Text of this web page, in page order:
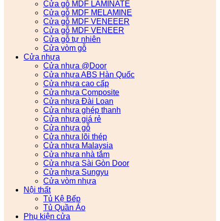
Cửa gỗ MDF LAMINATE
Cửa gỗ MDF MELAMINE
Cửa gỗ MDF VENEEER
Cửa gỗ MDF VENEER
Cửa gỗ tự nhiên
Cửa vòm gỗ
Cửa nhựa
Cửa nhựa @Door
Cửa nhựa ABS Hàn Quốc
Cửa nhựa cao cấp
Cửa nhựa Composite
Cửa nhựa Đài Loan
Cửa nhựa ghép thanh
Cửa nhựa giá rẻ
Cửa nhựa gỗ
Cửa nhựa lõi thép
Cửa nhựa Malaysia
Cửa nhựa nhà tắm
Cửa nhựa Sài Gòn Door
Cửa nhựa Sungyu
Cửa vòm nhựa
Nội thất
Tủ Kệ Bếp
Tủ Quần Áo
Phụ kiện cửa